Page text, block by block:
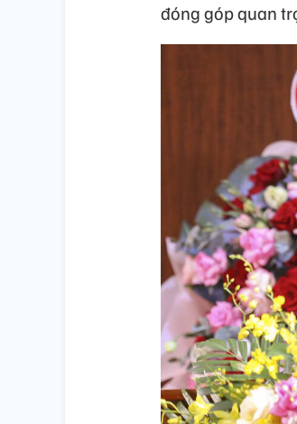
đóng góp quan